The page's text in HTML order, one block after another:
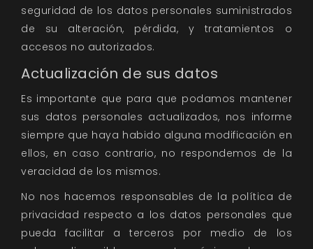
seguridad de los datos personales suministrados
de su alteración, pérdida, y tratamientos o
accesos no autorizados.
Actualización de sus datos
Es importante que para que podamos mantener
sus datos personales actualizados, nos informe
siempre que haya habido alguna modificación en
ellos, en caso contrario, no respondemos de la
veracidad de los mismos.
No nos hacemos responsables de la política de
privacidad respecto a los datos personales que
pueda facilitar a terceros por medio de los